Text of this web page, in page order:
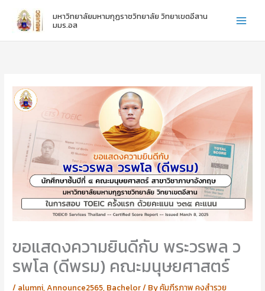
content
มหาวิทยาลัยมหามกุฏราชวิทยาลัย วิทยาเขตอีสาน
มมร.อส
ขอแสดงความยินดีกับ พระวรพล ว
รพโล (ดีพรม) คณะมนุษยศาสตร์
/ alumni,Announce2565, Bachelor/ Byคัมภีรภาพ คงสำรวย
ข
แ
ค
ว
า
น
ดี
กั
บ
น
า
ง
า
ว
อ
ข
แ
ค
ว
น
บ
น
า
ง
า
ว
อ
ไ
ว้
า
ค
ป
ก
ติ
ชั้
น
ปี
ที่
1
-
3